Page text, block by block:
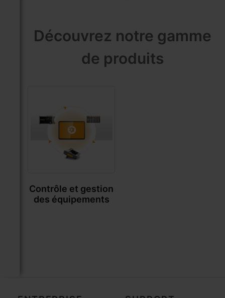
Découvrez notre gamme
de produits
Contrôle et gestion
des équipements